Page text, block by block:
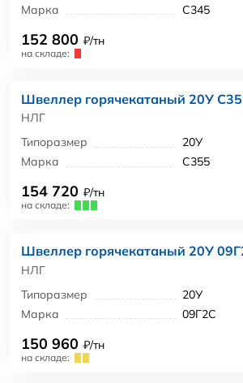
Марка С345
152 800 ₽/тн
на складе:
Швеллер горячекатаный 20У
НЛГ
Типоразмер
20У
Марка
С355
154 720 ₽/тн
на складе:
Швеллер горячекатаный 20У
НЛГ
Типоразмер
20У
Марка
09Г2С
150 960 ₽/тн
на складе: